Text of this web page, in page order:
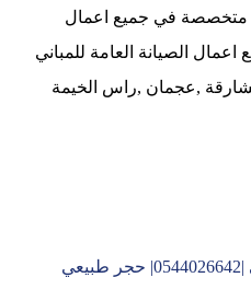
متخصصة في جميع اعمال
الصيانة العامة للمباني
,عجمان ,راس الخيمة